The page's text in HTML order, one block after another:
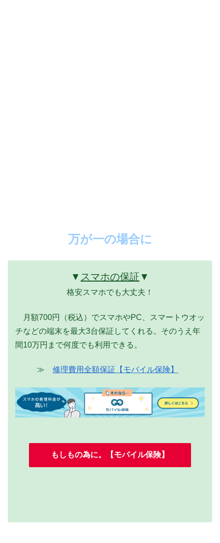
万が一の場合に
▼ スマホの保証 ▼
格安スマホでも大丈夫！
月額700円（税込）でスマホやPC、スマートウオッ
チなどの端末を最大3台保証してくれる。そのうえ年
間10万円まで何度でも利用できる。
≫ 修理費用全額保証【モバイル保険】
もしもの為に。【モバイル保険】